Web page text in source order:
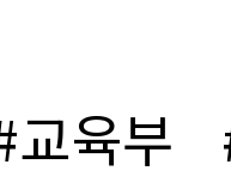
교육부